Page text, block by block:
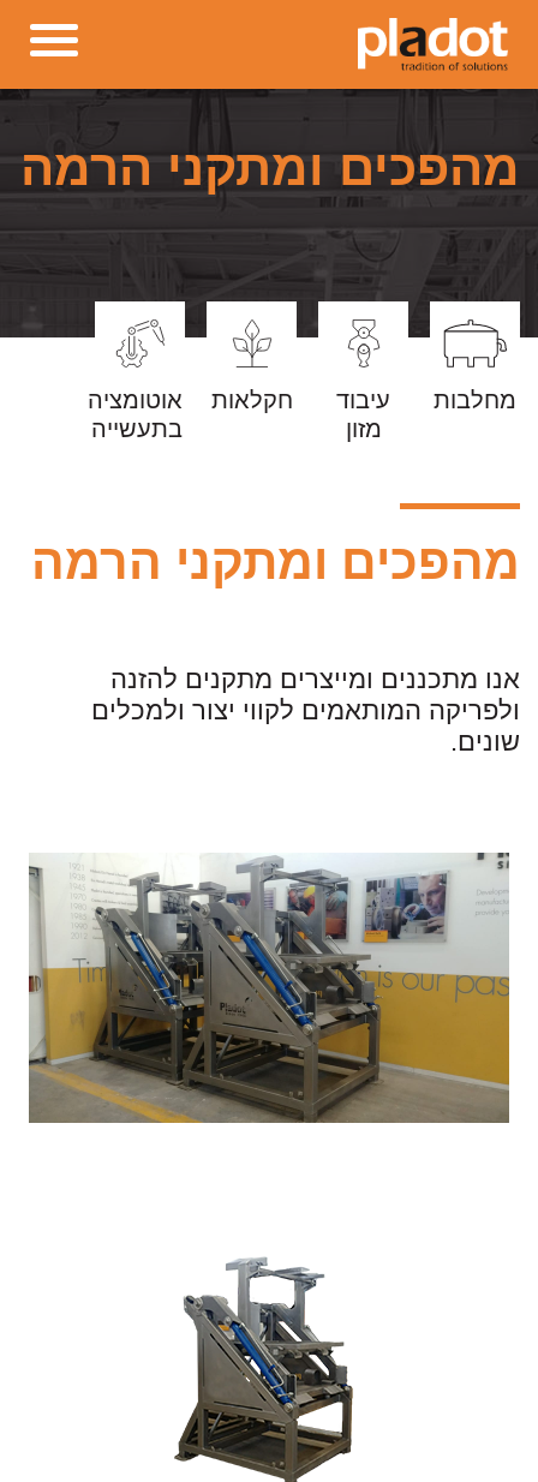
מהפכים ומתקני הרמה
מחלבות
עיבוד
מזון
חקלאות
אוטומציה
בתעשייה
מהפכים ומתקני הרמה
אנו מתכננים ומייצרים מתקנים להזנה
ולפריקה המותאמים לקווי יצור ולמכלים
שונים.